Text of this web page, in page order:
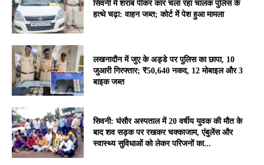
सिवनी में शराब पीकर कार चला रहा चालक पुलिस के
हत्थे चढ़ा: वाहन जब्त; कोर्ट में पेश हुआ मामला
लखनादौन में जुए के अड्डे पर पुलिस का छापा, 10
जुआरी गिरफ्तार; ₹50,640 नकद, 12 मोबाइल और 3
बाइक जब्त
सिवनी: घंसौर अस्पताल में 20 वर्षीय युवक की मौत के
बाद शव सड़क पर रखकर चक्काजाम, एंबुलेंस और
स्वास्थ्य सुविधाओं को लेकर परिजनों का...